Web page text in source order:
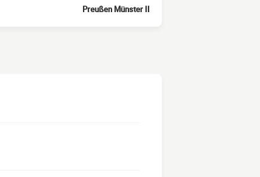
Preußen Münster II